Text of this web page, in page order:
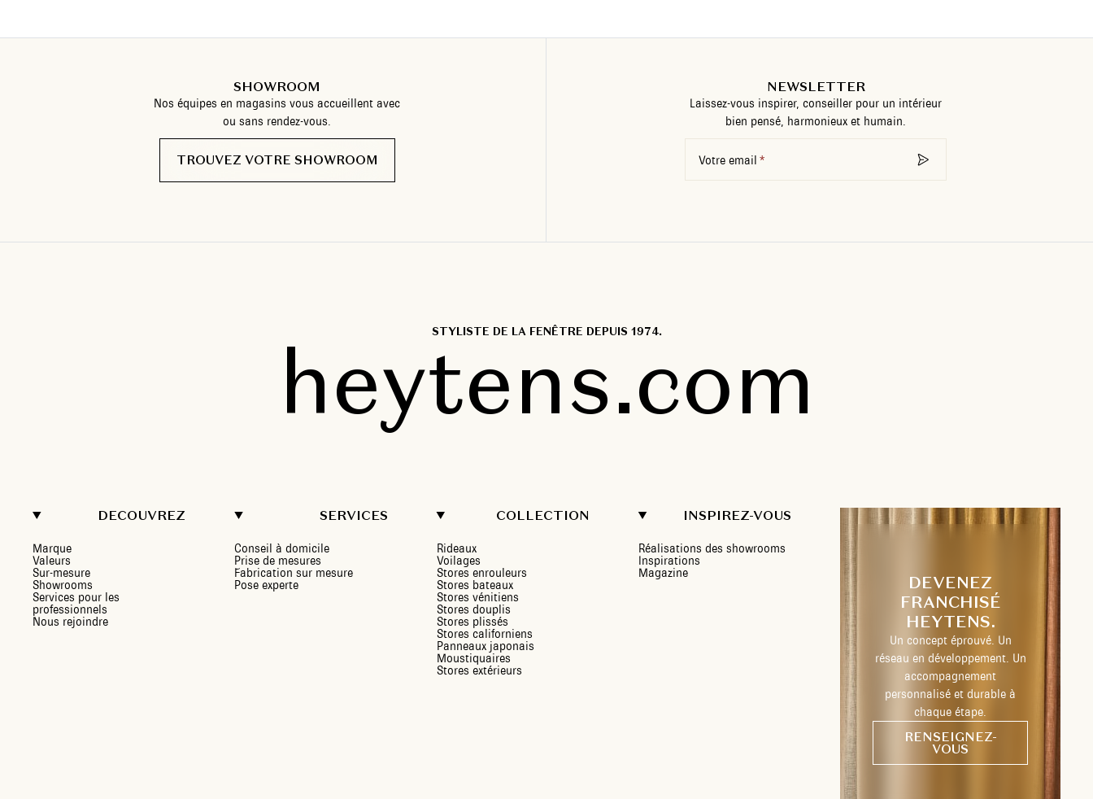
SHOWROOM
Nos équipes en magasins vous accueillent avec
ou sans rendez-vous.
TROUVEZ VOTRE SHOWROOM
NEWSLETTER
Laissez-vous inspirer, conseiller pour un intérieur
bien pensé, harmonieux et humain.
Votre email
STYLISTE DE LA FENÊTRE DEPUIS 1974.
heytens.com
DECOUVREZ
Marque
Valeurs
Sur-mesure
Showrooms
Services pour les
professionnels
Nous rejoindre
SERVICES
Conseil à domicile
Prise de mesures
Fabrication sur mesure
Pose experte
COLLECTION
Rideaux
Voilages
Stores enrouleurs
Stores bateaux
Stores vénitiens
Stores douplis
Stores plissés
Stores californiens
Panneaux japonais
Moustiquaires
Stores extérieurs
INSPIREZ-VOUS
Réalisations des showrooms
Inspirations
Magazine
DEVENEZ
FRANCHISÉ
HEYTENS.
Un concept éprouvé. Un
réseau en développement. Un
accompagnement
personnalisé et durable à
chaque étape.
RENSEIGNEZ-
VOUS